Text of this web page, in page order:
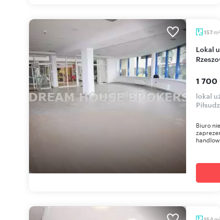
157 m2
Lokal usługowo-handlowy 157 m² w centrum
1 700
lokal
Biuro